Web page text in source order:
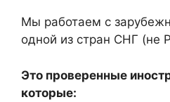
Мы работаем с
одной из стран СНГ (не
Это проверенные
которые: